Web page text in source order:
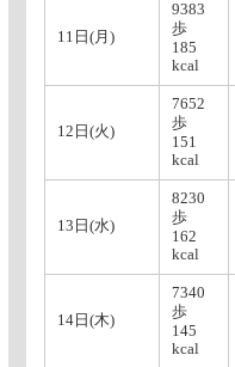
11日(月)
9383
歩
185
kcal
12日(火)
7652
歩
151
kcal
13日(水)
8230
歩
162
kcal
14日(木)
7340
歩
145
kcal